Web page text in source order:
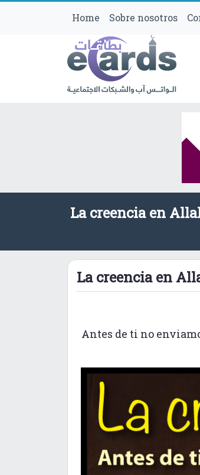
Home Sobre nosotros
La creencia en
La creencia en
Antes de ti no